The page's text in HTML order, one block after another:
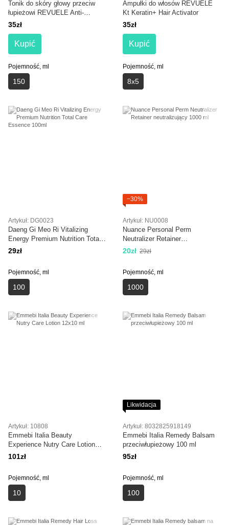
Tonik do skóry głowy przeciw
łupieżowi REVUELE Anti-
Dandruff Scalp Tonic
35zł
Kupić
Pojemność, ml
150
Ampułki do włosów REVUELE
Kt Keratin+ Hair Activator
35zł
Kupić
Pojemność, ml
8х5
Artykuł: DG0023
Daeng Gi Meo Ri Vitalizing
Energy Premium Nutrition Total
Care Essence 100ml
29zł
Pojemność, ml
100
−30%
Artykuł: NU0008
Nuance Personal Perm
Neutralizer Retainer
neutralizujący 1000 ml
20zł 29zł
Pojemność, ml
1000
Artykuł: 10808
Emmebi Italia Beauty
Experience Nutry Care Lotion
12x10 ml
101zł
Pojemność, ml
10
Likwidacja
Artykuł: 8032825918149
Emmebi Italia Remedy Balsam
przeciwłupieżowy 100 ml
95zł
Pojemność, ml
100